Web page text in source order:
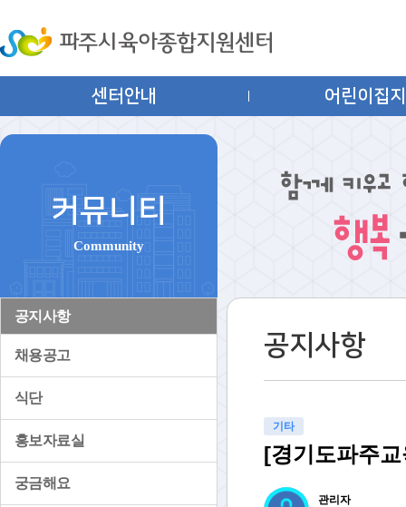
센터안내 어린이집
커뮤니티
Community
공지사항
채용공고
식단
홍보자료실
궁금해요
공지사항
기타
[경기도파주
관리자